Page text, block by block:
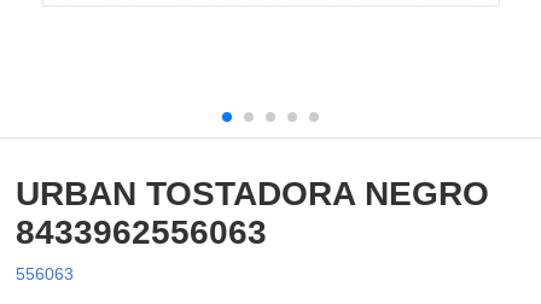
URBAN TOSTADORA NEGRO
8433962556063
556063